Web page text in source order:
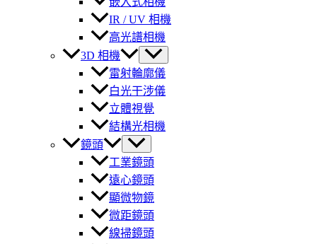
IR / UV 相機
高光譜相機
3D 相機
雷射輪廓儀
白光干涉儀
立體視覺
結構光相機
鏡頭
工業鏡頭
遠心鏡頭
顯微物鏡
微距鏡頭
線掃鏡頭